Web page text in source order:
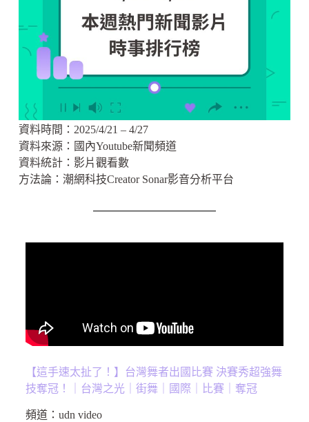
資料時間：2025/4/21 – 4/27
資料來源： 國內Youtube新聞頻道
資料統計：影片觀看數
方法論：潮網科技Creator Sonar影音分析平台
【這手速太扯了！】台灣舞者出國比賽 決賽秀超強舞
技奪冠！｜台灣之光｜街舞｜國際｜比賽｜奪冠
頻道： udn video